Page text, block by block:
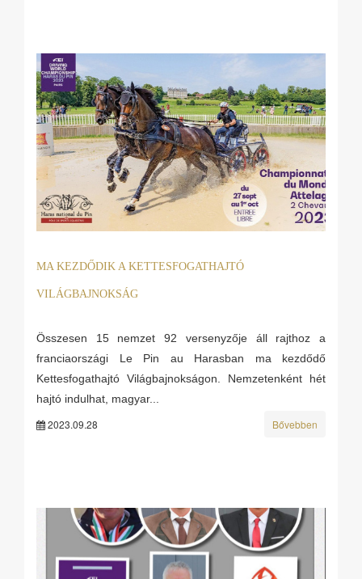
MA KEZDŐDIK A KETTESFOGATHAJTÓ
VILÁGBAJNOKSÁG
Összesen 15 nemzet 92 versenyzője áll rajthoz a
franciaországi Le Pin au Harasban ma kezdődő
Kettesfogathajtó Világbajnokságon. Nemzetenként hét
hajtó indulhat, magyar...
2023.09.28 Bővebben